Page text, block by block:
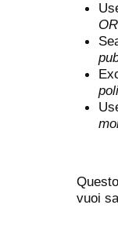
vuoi